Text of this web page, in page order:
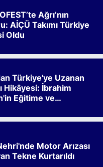
Ağrı’nın
AİÇÜ Takımı Türkiye
Oldu
Türkiye'ye Uzanan
Hikâyesi: İbrahim
Eğitime ve
Motor Arızası
Tekne Kurtarıldı